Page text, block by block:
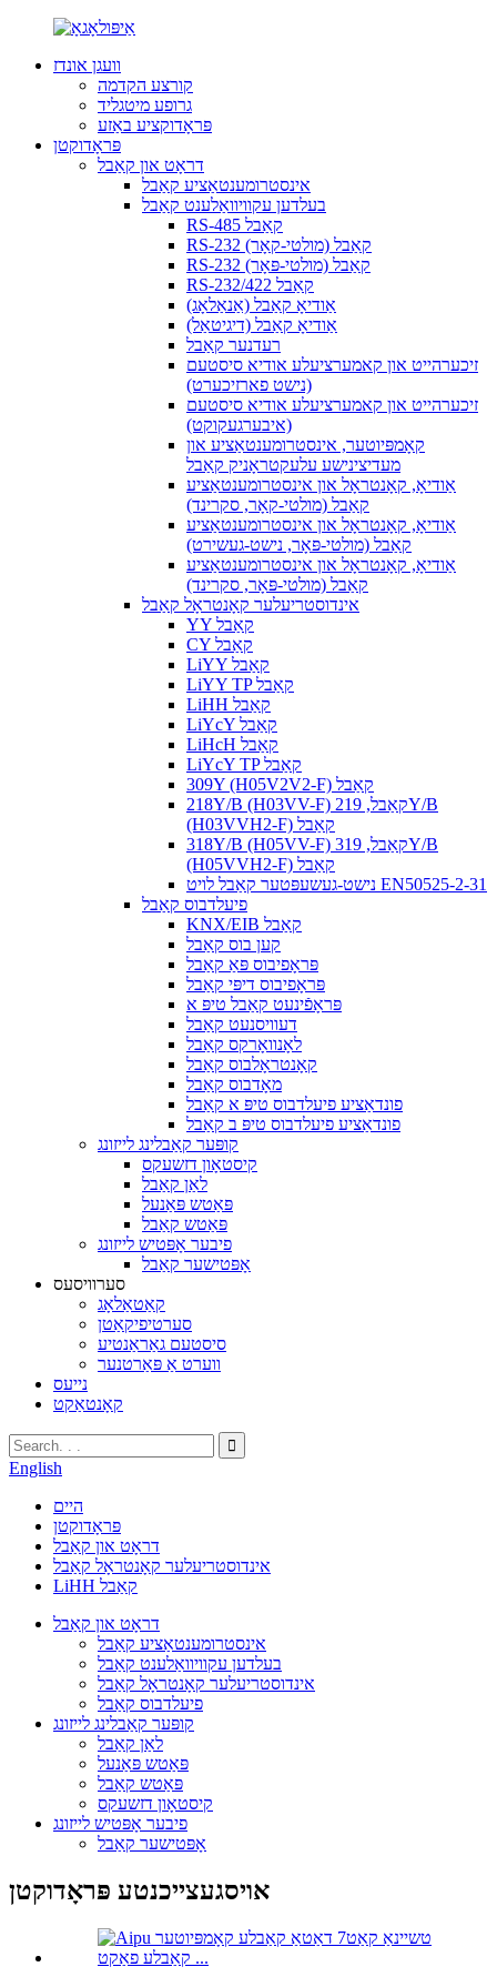
וועגן אונדז
קורצע הקדמה
גרופע מיטגליד
פּראָדוקציע באַזע
פּראָדוקטן
דראָט און קאַבל
אינסטרומענטאַציע קאַבל
בעלדען עקוויוואַלענט קאַבל
RS-485 קאַבל
RS-232 קאַבל (מולטי-קאָר)
RS-232 קאַבל (מולטי-פּאָר)
RS-232/422 קאַבל
אַודיאָ קאַבל (אַנאַלאָג)
אַודיאָ קאַבל (דיגיטאַל)
רעדנער קאַבל
זיכערהייט און קאמערציעלע אודיא סיסטעם
(נישט פארזיכערט)
זיכערהייט און קאמערציעלע אודיא סיסטעם
(איבערגעקוקט)
קאָמפּיוטער, אינסטרומענטאַציע און
מעדיצינישע עלעקטראָניק קאַבל
אַודיאָ, קאָנטראָל און אינסטרומענטאַציע
קאַבל (מולטי-קאָר, סקרינד)
אַודיאָ, קאָנטראָל און אינסטרומענטאַציע
קאַבל (מולטי-פּאָר, נישט-געשירט)
אַודיאָ, קאָנטראָל און אינסטרומענטאַציע
קאַבל (מולטי-פּאָר, סקרינד)
אינדוסטריעלער קאָנטראָל קאַבל
YY קאַבל
CY קאַבל
LiYY קאַבל
LiYY TP קאַבל
LiHH קאַבל
LiYcY קאַבל
LiHcH קאַבל
LiYcY TP קאַבל
309Y (H05V2V2-F) קאַבל
218Y/B (H03VV-F) קאַבל, 219Y/B
(H03VVH2-F) קאַבל
318Y/B (H05VV-F) קאַבל, 319Y/B
(H05VVH2-F) קאַבל
נישט-געשעפּטער קאַבל לויט EN50525-2-31
פיעלדבוס קאַבל
KNX/EIB קאַבל
קען בוס קאַבל
פּראָפיבוס פּאַ קאַבל
פּראָפיבוס דיפּי קאַבל
פּראָפֿינעט קאַבל טיפּ א
דעוויסנעט קאַבל
לאָנוואָרקס קאַבל
קאָנטראָלבוס קאַבל
מאָדבוס קאַבל
פונדאַציע פיעלדבוס טיפּ א קאַבל
פונדאַציע פיעלדבוס טיפּ ב קאַבל
קופּער קאַבלינג לייזונג
קיסטאָון דזשעקס
לאַן קאַבל
פּאַטש פּאַנעל
פּאַטש קאַבל
פיבער אָפּטיש לייזונג
אָפּטישער קאַבל
סערוויסעס
קאַטאַלאָג
סערטיפיקאַטן
סיסטעם גאַראַנטיע
ווערט אַ פּאַרטנער
נייעס
קאָנטאַקט
English
היים
פּראָדוקטן
דראָט און קאַבל
אינדוסטריעלער קאָנטראָל קאַבל
LiHH קאַבל
דראָט און קאַבל
אינסטרומענטאַציע קאַבל
בעלדען עקוויוואַלענט קאַבל
אינדוסטריעלער קאָנטראָל קאַבל
פיעלדבוס קאַבל
קופּער קאַבלינג לייזונג
לאַן קאַבל
פּאַטש פּאַנעל
פּאַטש קאַבל
קיסטאָון דזשעקס
פיבער אָפּטיש לייזונג
אָפּטישער קאַבל
אויסגעצייכנטע פּראָדוקטן